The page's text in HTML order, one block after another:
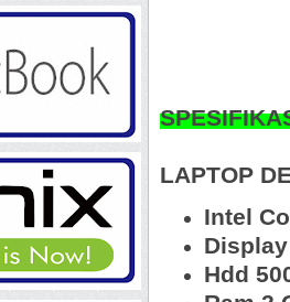
LAPTOP
Intel
Hdd